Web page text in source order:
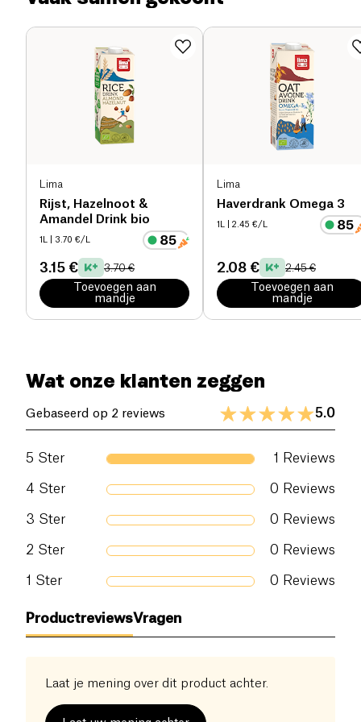
Lima
Rijst, Hazelnoot &
Amandel Drink bio
1L | 3.70 €/L
3.15 € 3.70 €
Toevoegen aan
mandje
Lima
Haverdrank Omega 3
1L | 2.45 €/L
2.08 € 2.45 €
Toevoegen aan
mandje
vezels en bevordert een goede spijsvertering.
Hennep helpt ook om het immuunsysteem te
Voedingsvezels (g) 0.3 g
0.07 g
Wat onze klanten zeggen
Gebaseerd op 2 reviews 5.0
5 Ster 1 Reviews
4 Ster 0 Reviews
3 Ster 0 Reviews
2 Ster 0 Reviews
1 Ster 0 Reviews
ProductreviewsVragen
Laat je mening over dit product achter.